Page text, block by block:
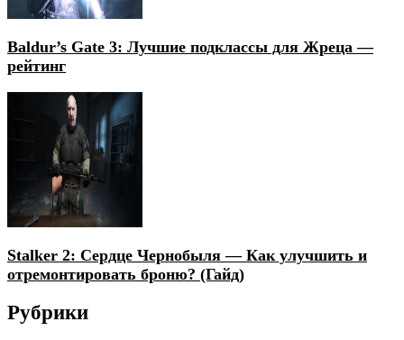
Baldur’s Gate 3: Лучшие подклассы для Жреца —
рейтинг
Stalker 2: Сердце Чернобыля — Как улучшить и
отремонтировать броню? (Гайд)
Рубрики